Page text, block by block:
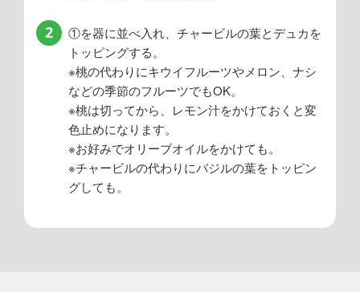
2
①を器に並べ入れ、チャービルの葉とデュカを
トッピングする。
※桃の代わりにキウイフルーツやメロン、ナシ
などの季節のフルーツでもOK。
※桃は切ってから、レモン汁をかけておくと変
色止めになります。
※お好みでオリーブオイルをかけても。
※チャービルの代わりにバジルの葉をトッピン
グしても。